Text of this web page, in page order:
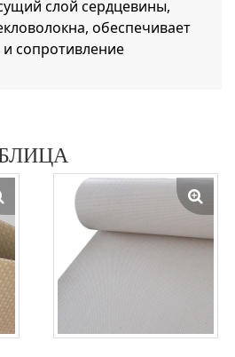
слой сердцевины,
обеспечивает
сопротивление